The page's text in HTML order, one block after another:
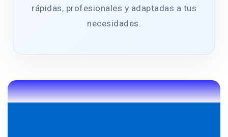
rápidas, profesionales y adaptadas a tus
necesidades.